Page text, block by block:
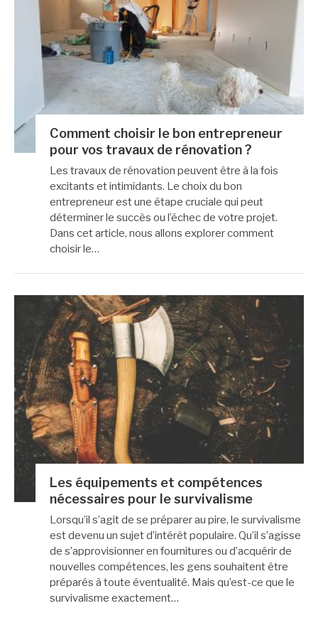
Comment choisir le bon entrepreneur
pour vos travaux de rénovation ?
Les travaux de rénovation peuvent être à la fois
excitants et intimidants. Le choix du bon
entrepreneur est une étape cruciale qui peut
déterminer le succès ou l’échec de votre projet.
Dans cet article, nous allons explorer comment
choisir le…
Les équipements et compétences
nécessaires pour le survivalisme
Lorsqu’il s’agit de se préparer au pire, le survivalisme
est devenu un sujet d’intérêt populaire. Qu’il s’agisse
de s’approvisionner en fournitures ou d’acquérir de
nouvelles compétences, les gens souhaitent être
préparés à toute éventualité. Mais qu’est-ce que le
survivalisme exactement…